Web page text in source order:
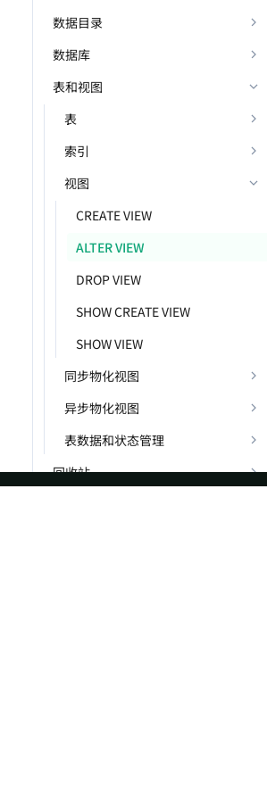
数据目录
数据库
表和视图
表
索引
视图
CREATE VIEW
ALTER VIEW
DROP VIEW
SHOW CREATE VIEW
SHOW VIEW
同步物化视图
异步物化视图
表数据和状态管理
回收站